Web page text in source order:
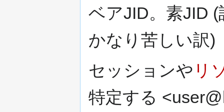
ベアJID。素JID
かなり苦しい訳)
セッションや リ
特定する